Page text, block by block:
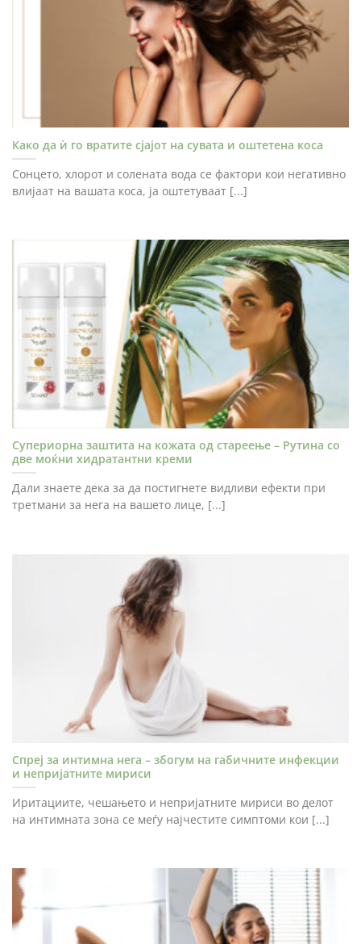
Како да ѝ го вратите сјајот на сувата и оштетена коса
Сонцето, хлорот и солената вода се фактори кои негативно
влијаат на вашата коса, ја оштетуваат [...]
Супериорна заштита на кожата од стареење – Рутина со
две моќни хидратантни креми
Дали знаете дека за да постигнете видливи ефекти при
третмани за нега на вашето лице, [...]
Спреј за интимна нега – збогум на габичните инфекции
и непријатните мириси
Иритациите, чешањето и непријатните мириси во делот
на интимната зона се меѓу најчестите симптоми кои [...]